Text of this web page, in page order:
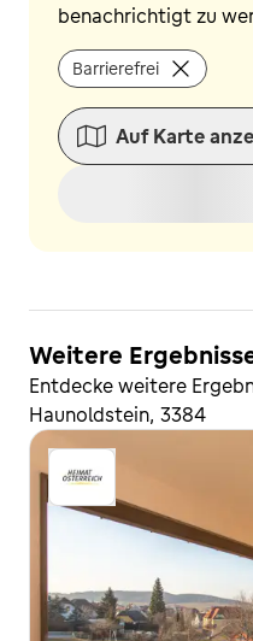
benachrichtigt zu
Barrierefrei
Auf Karte
Weitere
Entdecke weitere
Haunoldstein, 3384